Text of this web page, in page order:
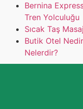
Bernina
Tren Yolculuğu
Sıcak Taş
Butik Otel
Nelerdir?